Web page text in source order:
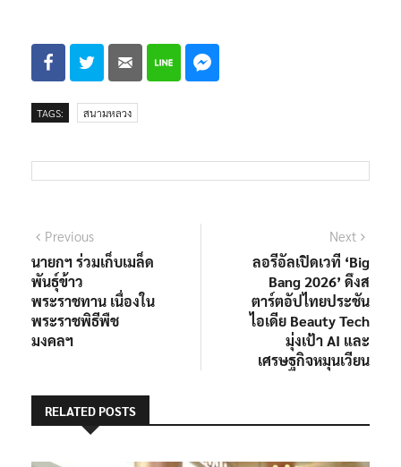
TAGS: สนามหลวง
แนะแนว
เรื่อง
PreviousPrevious
post:
นายกฯ ร่วมเก็บเมล็ด
พันธุ์ข้าว
พระราชทาน เนื่องใน
พระราชพิธีพืช
มงคลฯ
Next
ลอรีอัลเปิดเวที ‘Big
Bang 2026’ ดึงส
ตาร์ตอัปไทยประชัน
ไอเดีย Beauty Tech
มุ่งเป้า AI และ
เศรษฐกิจหมุนเวียน
RELATED POSTS